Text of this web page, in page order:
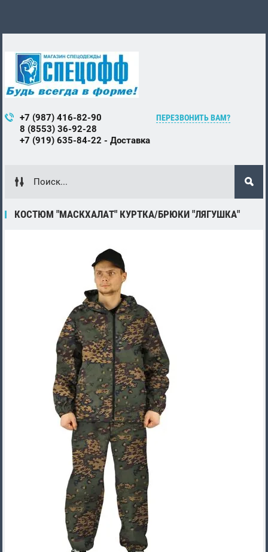
+7 (987) 416-82-90
8 (8553) 36-92-28
+7 (919) 635-84-22 - Доставка
ПЕРЕЗВОНИТЬ ВАМ?
КОСТЮМ "МАСКХАЛАТ" КУРТКА/БРЮКИ "ЛЯГУШКА"